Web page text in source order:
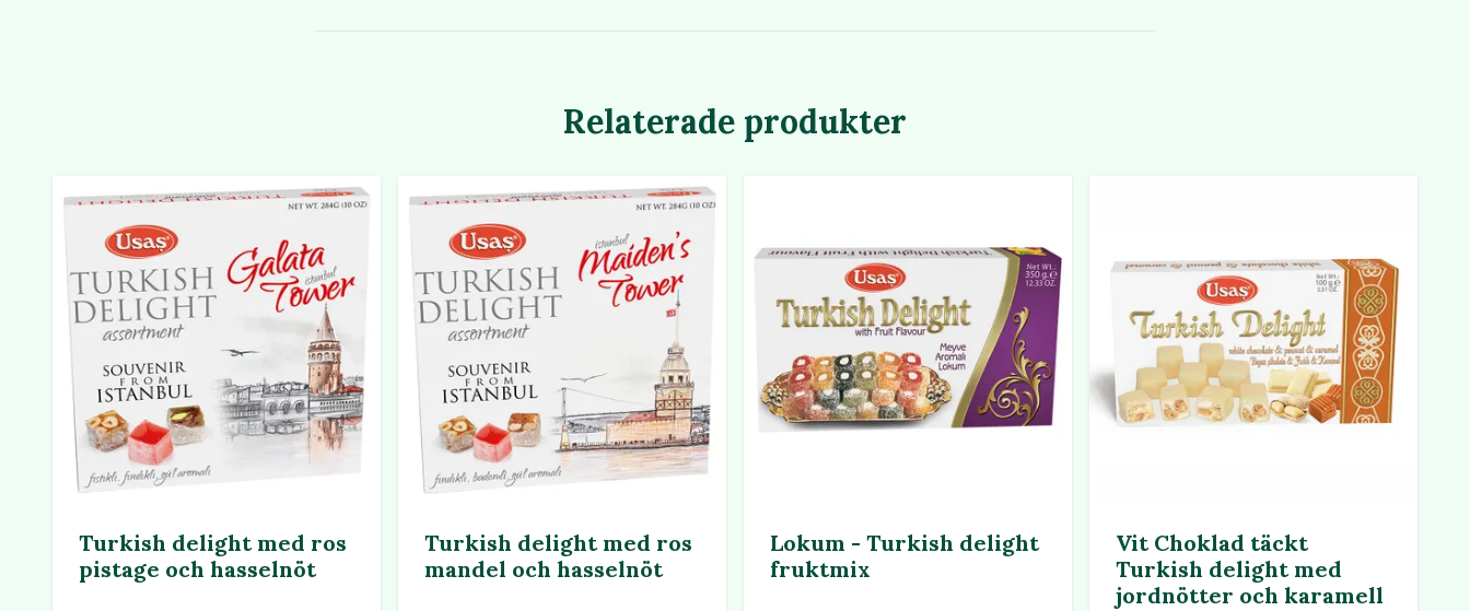
Relaterade produkter
Turkish delight med ros
pistage och hasselnöt
Turkish delight med ros
mandel och hasselnöt
Lokum - Turkish delight
fruktmix
Vit Choklad täckt
Turkish delight med
jordnötter och karamell